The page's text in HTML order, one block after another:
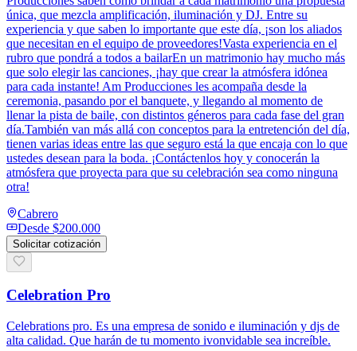
única, que mezcla amplificación, iluminación y DJ. Entre su
experiencia y que saben lo importante que este día, ¡son los aliados
que necesitan en el equipo de proveedores!Vasta experiencia en el
rubro que pondrá a todos a bailarEn un matrimonio hay mucho más
que solo elegir las canciones, ¡hay que crear la atmósfera idónea
para cada instante! Am Producciones les acompaña desde la
ceremonia, pasando por el banquete, y llegando al momento de
llenar la pista de baile, con distintos géneros para cada fase del gran
día.También van más allá con conceptos para la entretención del día,
tienen varias ideas entre las que seguro está la que encaja con lo que
ustedes desean para la boda. ¡Contáctenlos hoy y conocerán la
atmósfera que proyecta para que su celebración sea como ninguna
otra!
Cabrero
Desde $200.000
Solicitar cotización
Celebration Pro
Celebrations pro. Es una empresa de sonido e iluminación y djs de
alta calidad. Que harán de tu momento ivonvidable sea increíble.